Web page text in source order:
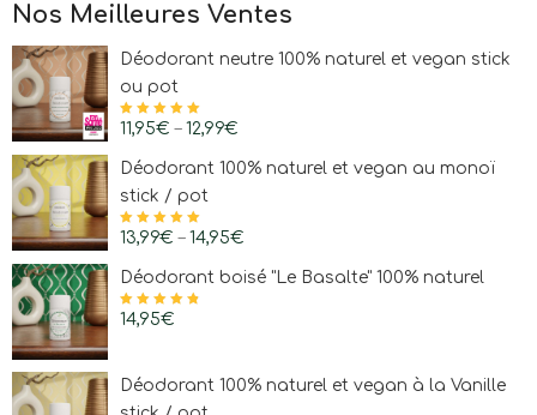
Nos Meilleures Ventes
Déodorant neutre 100% naturel et vegan stick
ou pot
Note 4.97sur
11,95€ – 12,99€
Déodorant 100% naturel et vegan au monoï
stick / pot
Note4.97sur
13,99€ – 14,95€
Déodorant boisé "Le Basalte" 100% naturel
Note4.83sur
14,95€
Déodorant 100% naturel et vegan à la Vanille